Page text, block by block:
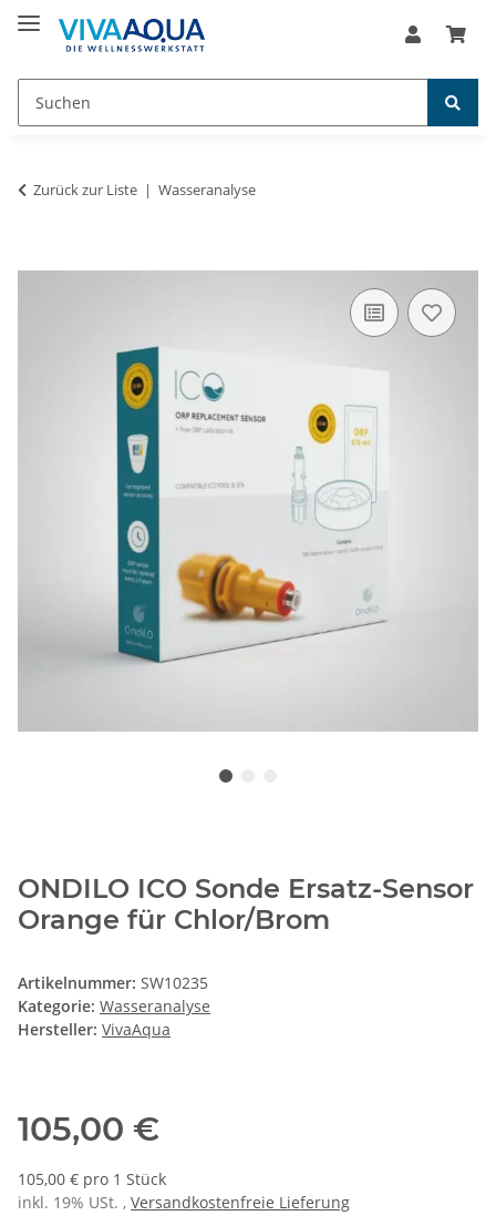
Zurück zur Liste Wasseranalyse
ONDILO ICO Sonde Ersatz-Sensor
Orange für Chlor/Brom
Artikelnummer: SW10235
Kategorie: Wasseranalyse
Hersteller: VivaAqua
105,00 €
105,00 € pro 1 Stück
inkl. 19% USt. , Versandkostenfreie Lieferung